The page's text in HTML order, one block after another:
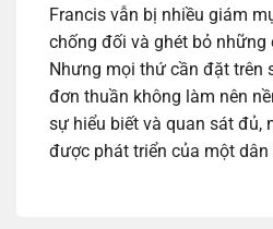
Francis vẫn bị nhiều giám
chống đối và ghét bỏ những
Nhưng mọi thứ cần đặt trên
đơn thuần không làm nên
sự hiểu biết và quan sát đủ,
được phát triển của một dân